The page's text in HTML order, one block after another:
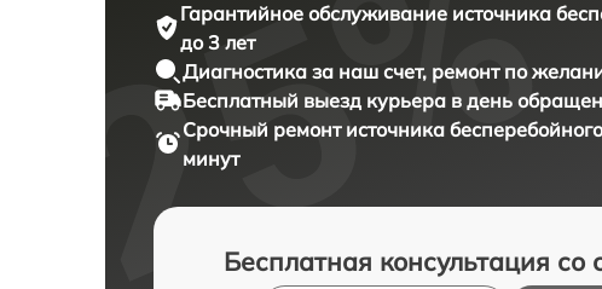
Гарантийное обслуживание источника
до 3 лет
Диагностика за наш счет, ремонт по
Бесплатный выезд курьера в день
Срочный ремонт источника
минут
Бесплатная консультация со